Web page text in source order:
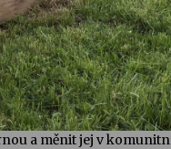
a měnit jej v